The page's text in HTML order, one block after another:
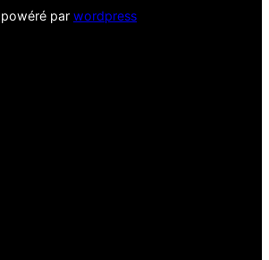
powéré par wordpress